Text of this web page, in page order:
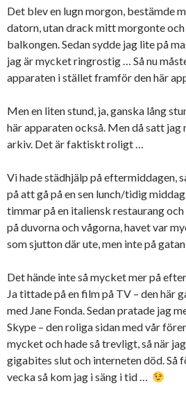
Det blev en lugn morgon, bestämde
datorn, utan drack mitt morgonte
balkongen. Sedan sydde jag lite på
jag är mycket ringrostig … Så nu
apparaten i stället framför den här
Men en liten stund, ja, ganska lång
här apparaten också. Men då satt jag
arkiv. Det är faktiskt roligt …
Vi hade städhjälp på eftermiddagen,
på att gå på en sen lunch/tidig
timmar på en italiensk restaurang
på duvorna och vågorna, havet var
som sjutton där ute, men inte på
Det hände inte så mycket mer på
Ja tittade på en film på TV – den här
med Jane Fonda. Sedan pratade jag
Skype – den roliga sidan med vår
mycket och hade så trevligt, så när
gigabites slut och interneten död. Så
vecka så kom jag i säng i tid …